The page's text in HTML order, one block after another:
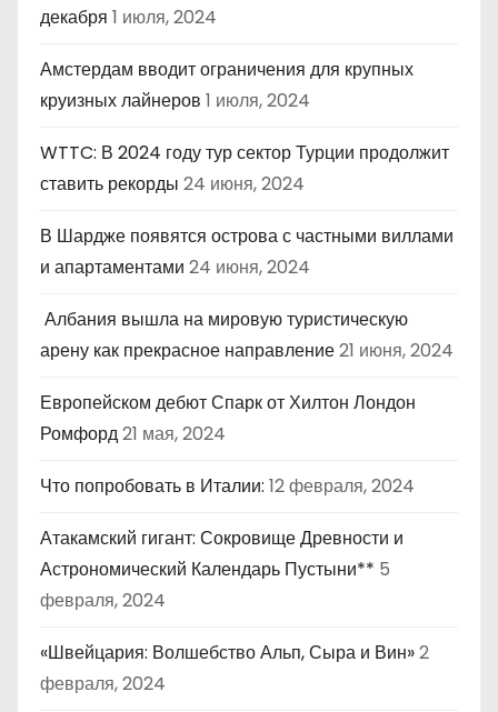
декабря 1 июля, 2024
Амстердам вводит ограничения для крупных
круизных лайнеров 1 июля, 2024
WTTC: В 2024 году тур сектор Турции продолжит
ставить рекорды 24 июня, 2024
В Шардже появятся острова с частными виллами
и апартаментами 24 июня, 2024
Албания вышла на мировую туристическую
арену как прекрасное направление21 июня, 2024
Европейском дебют Спарк от Хилтон Лондон
Ромфорд21 мая, 2024
Что попробовать в Италии: 12 февраля, 2024
Атакамский гигант: Сокровище Древности и
Астрономический Календарь Пустыни** 5
февраля, 2024
«Швейцария: Волшебство Альп, Сыра и Вин»2
февраля, 2024